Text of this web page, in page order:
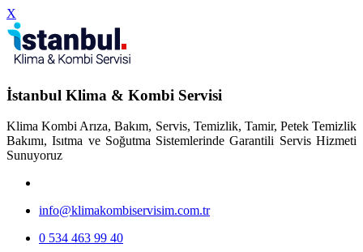
X
İstanbul Klima & Kombi Servisi
Klima Kombi Arıza, Bakım, Servis, Temizlik, Tamir, Petek Temizlik
Bakımı, Isıtma ve Soğutma Sistemlerinde Garantili Servis Hizmeti
Sunuyoruz
info@klimakombiservisim.com.tr
0 534 463 99 40